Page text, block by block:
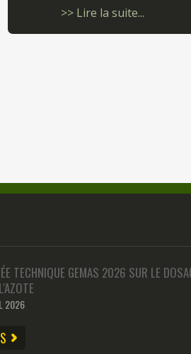
>> Lire la suite...
TECHNIQUE GEMAS 2026 SUR LE
2026